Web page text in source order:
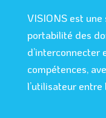
VISIONS est
portabilité des
d’interconnecter
compétences,
l’utilisateur